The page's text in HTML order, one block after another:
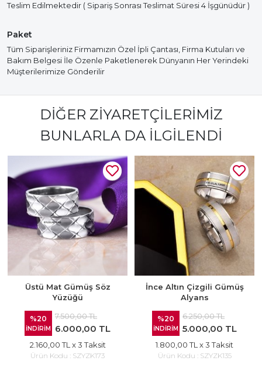
Teslim Edilmektedir ( Sipariş Sonrası Teslimat Süresi 4 İşgünüdür )
Paket
Tüm Siparişleriniz Firmamızın Özel İpli Çantası, Firma Kutuları ve
Bakım Belgesi İle Özenle Paketlenerek Dünyanın Her Yerindeki
Müşterilerimize Gönderilir
DIĞER ZIYARETÇILERIMIZ
BUNLARLA DA İLGILENDI
Üstü Mat Gümüş Söz
Yüzüğü
%20
İNDİRİM
7.500,00 TL
6.000,00 TL
2.160,00 TL x 3 Taksit
Ürün Kodu : SZYZK173
İnce Altın Çizgili Gümüş
Alyans
%20
İNDİRİM
6.250,00 TL
5.000,00 TL
1.800,00 TL x 3 Taksit
Ürün Kodu : SZYZK135